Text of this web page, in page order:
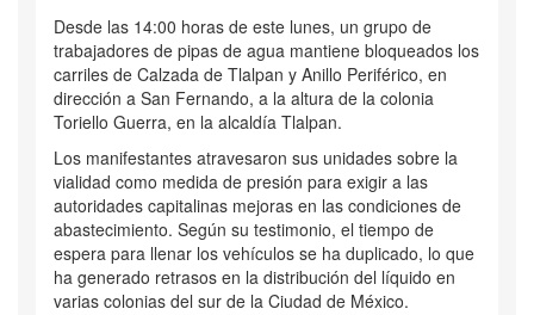
Desde las 14:00 horas de este lunes, un grupo de
trabajadores de pipas de agua mantiene bloqueados los
carriles de Calzada de Tlalpan y Anillo Periférico, en
dirección a San Fernando, a la altura de la colonia
Toriello Guerra, en la alcaldía Tlalpan.
Los manifestantes atravesaron sus unidades sobre la
vialidad como medida de presión para exigir a las
autoridades capitalinas mejoras en las condiciones de
abastecimiento. Según su testimonio, el tiempo de
espera para llenar los vehículos se ha duplicado, lo que
ha generado retrasos en la distribución del líquido en
varias colonias del sur de la Ciudad de México.